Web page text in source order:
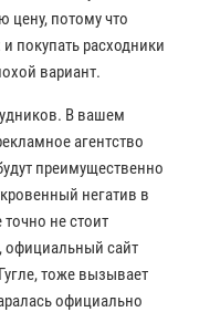
цену, потому что
покупать расходники
вариант.
В вашем
агентство
преимущественно
негатив в
не стоит
официальный сайт
тоже вызывает
официально